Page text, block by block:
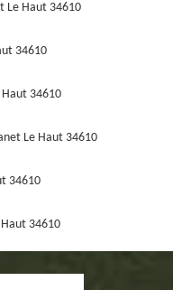
Le Haut 34610
34610
34610
Le Haut 34610
34610
34610